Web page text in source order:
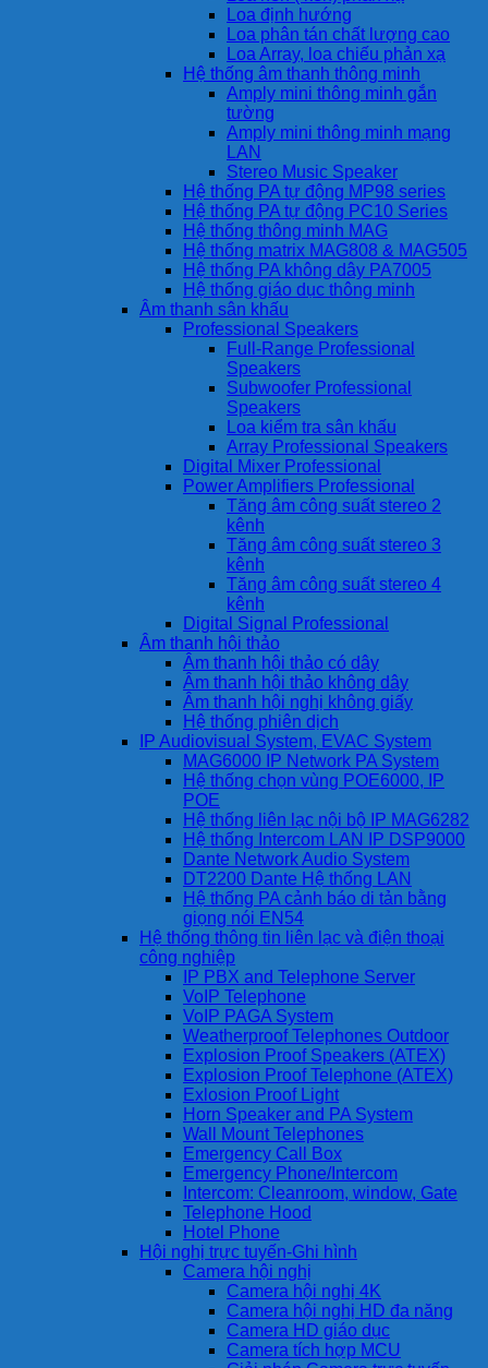
Loa định hướng
Loa phân tán chất lượng cao
Loa Array, loa chiếu phản xạ
Hệ thống âm thanh thông minh
Amply mini thông minh gắn
tường
Amply mini thông minh mạng
LAN
Stereo Music Speaker
Hệ thống PA tự động MP98 series
Hệ thống PA tự động PC10 Series
Hệ thống thông minh MAG
Hệ thống matrix MAG808 & MAG505
Hệ thống PA không dây PA7005
Hệ thống giáo dục thông minh
Âm thanh sân khấu
Professional Speakers
Full-Range Professional
Speakers
Subwoofer Professional
Speakers
Loa kiểm tra sân khấu
Array Professional Speakers
Digital Mixer Professional
Power Amplifiers Professional
Tăng âm công suất stereo 2
kênh
Tăng âm công suất stereo 3
kênh
Tăng âm công suất stereo 4
kênh
Digital Signal Professional
Âm thanh hội thảo
Âm thanh hội thảo có dây
Âm thanh hội thảo không dây
Âm thanh hội nghị không giấy
Hệ thống phiên dịch
IP Audiovisual System, EVAC System
MAG6000 IP Network PA System
Hệ thống chọn vùng POE6000, IP
POE
Hệ thống liên lạc nội bộ IP MAG6282
Hệ thống Intercom LAN IP DSP9000
Dante Network Audio System
DT2200 Dante Hệ thống LAN
Hệ thống PA cảnh báo di tản bằng
giọng nói EN54
Hệ thống thông tin liên lạc và điện thoại
công nghiệp
IP PBX and Telephone Server
VoIP Telephone
VoIP PAGA System
Weatherproof Telephones Outdoor
Explosion Proof Speakers (ATEX)
Explosion Proof Telephone (ATEX)
Exlosion Proof Light
Horn Speaker and PA System
Wall Mount Telephones
Emergency Call Box
Emergency Phone/Intercom
Intercom: Cleanroom, window, Gate
Telephone Hood
Hotel Phone
Hội nghị trực tuyến-Ghi hình
Camera hội nghị
Camera hội nghị 4K
Camera hội nghị HD đa năng
Camera HD giáo dục
Camera tích hợp MCU